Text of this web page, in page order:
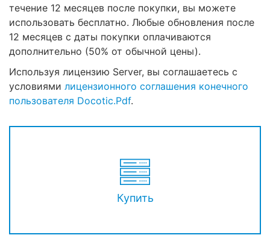
течение 12 месяцев после покупки, вы можете
использовать бесплатно. Любые обновления после
12 месяцев с даты покупки оплачиваются
дополнительно (50% от обычной цены).
Используя лицензию Server, вы соглашаетесь с
условиями лицензионного соглашения конечного
пользователя Docotic.Pdf.
Купить